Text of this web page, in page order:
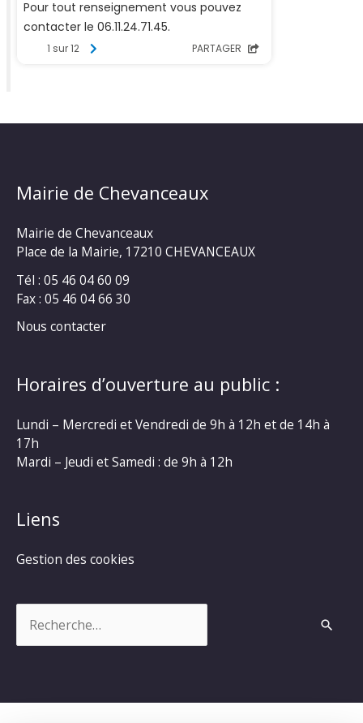
Mairie de Chevanceaux
Mairie de Chevanceaux
Place de la Mairie, 17210 CHEVANCEAUX
Tél : 05 46 04 60 09
Fax : 05 46 04 66 30
Nous contacter
Horaires d’ouverture au public :
Lundi – Mercredi et Vendredi de 9h à 12h et de 14h à
17h
Mardi – Jeudi et Samedi : de 9h à 12h
Liens
Gestion des cookies